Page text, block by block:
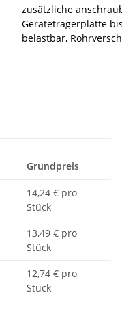
zusätzliche
Geräteträgerplatte
belastbar,
Grundpreis
14,24 € pro
Stück
13,49 € pro
Stück
12,74 € pro
Stück